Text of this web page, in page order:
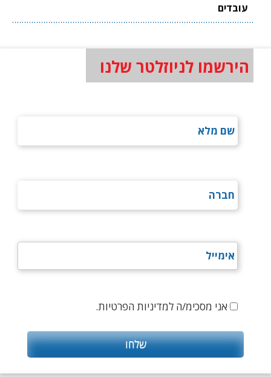
עובדים
הירשמו לניוזלטר שלנו
אני מסכימ/ה למדיניות הפרטיות.